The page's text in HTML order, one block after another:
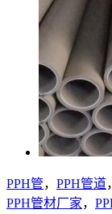
PPH管， PPH管道，
PPH管材厂家，